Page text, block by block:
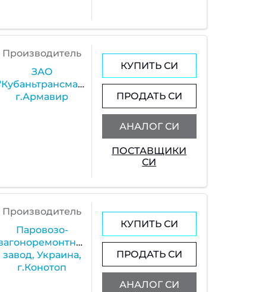
Производитель
ЗАО
г.Армавир
КУПИТЬ СИ
ПРОДАТЬ СИ
АНАЛОГ СИ
ПОСТАВЩИКИ
СИ
Производитель
Паровозо-
завод, Украина,
г.Конотоп
КУПИТЬ СИ
ПРОДАТЬ СИ
АНАЛОГ СИ